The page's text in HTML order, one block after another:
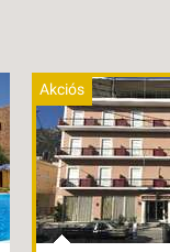
Akciós